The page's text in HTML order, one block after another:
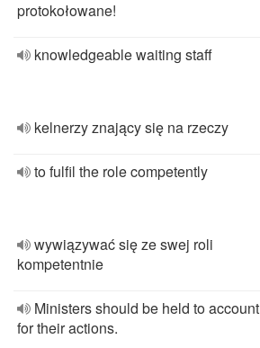
protokołowane!
knowledgeable waiting staff
kelnerzy znający się na rzeczy
to fulfil the role competently
wywiązywać się ze swej roli
kompetentnie
Ministers should be held to account
for their actions.